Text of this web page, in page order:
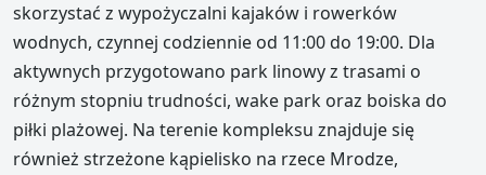
skorzystać z wypożyczalni kajaków i rowerków
wodnych, czynnej codziennie od 11:00 do 19:00. Dla
aktywnych przygotowano park linowy z trasami o
różnym stopniu trudności, wake park oraz boiska do
piłki plażowej. Na terenie kompleksu znajduje się
również strzeżone kąpielisko na rzece Mrodze,